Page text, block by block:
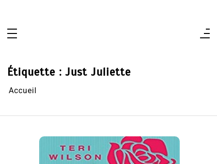
Étiquette : Just Juliette
Accueil